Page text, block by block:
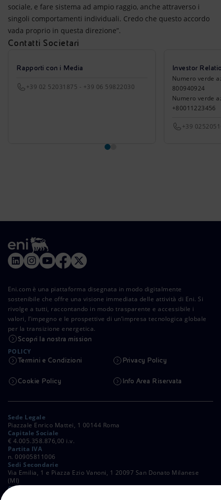
sociale, e fare sistema ad ampio raggio, anche attraverso i
singoli comportamenti individuali. Credo che questo accordo
vada proprio in questa direzione”.
Contatti Societari
Rapporti con i Media
+39 02 52031875 - +39 06 59822030
Investor
Numero verde
800940924
Numero verde
+80011223456
+39
Eni.com è una piattaforma disegnata in modo digitalmente
sostenibile che offre una visione immediata delle attività di Eni. Si
rivolge a tutti, raccontando in modo trasparente e accessibile i
valori, l’impegno e le prospettive di un’impresa tecnologica globale
per la transizione energetica.
Scopri la nostra mission
POLICY
Termini e Condizioni Privacy Policy
Cookie Policy Info Area Riservata
Sede Legale
Piazzale Enrico Mattei, 1 00144 Roma
Capitale Sociale
€ 4.005.358.876,00 i.v.
Partita IVA
n. 00905811006
Sedi Secondarie
Via Emilia, 1 e Piazza Ezio Vanoni, 1 20097 San Donato Milanese
(MI)
C. Fiscale e Registro Imprese di Roma